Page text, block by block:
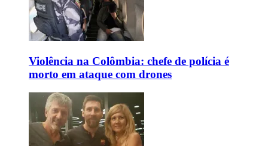
Violência na Colômbia: chefe de polícia é
morto em ataque com drones